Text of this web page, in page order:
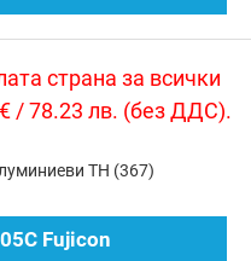
страна за всички
/ 78.23 лв. (без ДДС).
TH (367)
Fujicon